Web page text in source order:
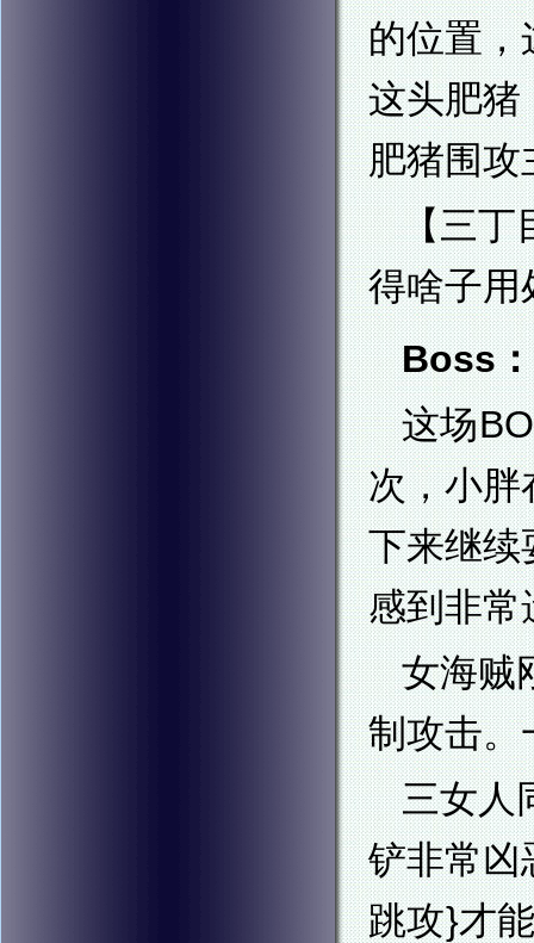
的位置，
这头肥猪
肥猪围攻
【三丁
得啥子用
Boss
这场
次，小胖
下来继续
感到非常
女海贼
制攻击。
三女人
铲非常凶
跳攻}才